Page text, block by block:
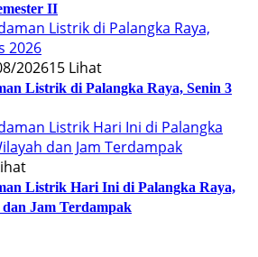
II
202615 Lihat
Listrik di Palangka Raya, Senin 3
Listrik Hari Ini di Palangka Raya,
Jam Terdampak